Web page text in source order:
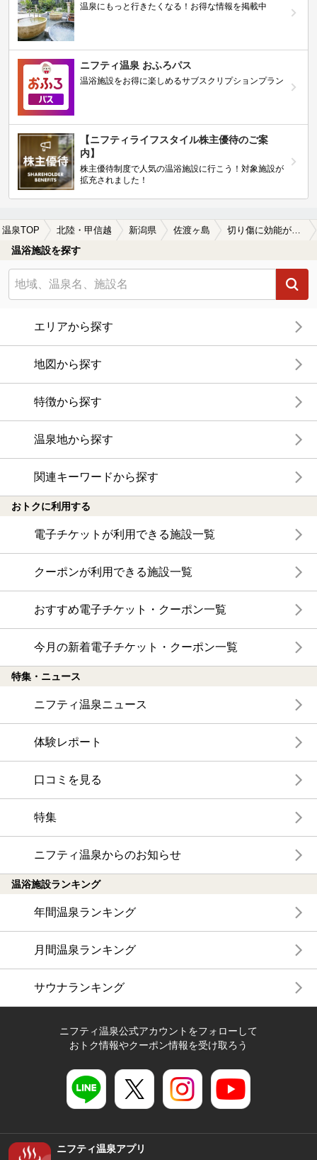
温泉にもっと行きたくなる！お得な情報を掲載中
ニフティ温泉 おふろパス
温浴施設をお得に楽しめるサブスクリプションプラン
【ニフティライフスタイル株主優待のご案
内】
株主優待制度で人気の温浴施設に行こう！対象施設が
拡充されました！
温泉TOP 北陸・甲信越 新潟県 佐渡ヶ島 切り傷に効能がある佐渡ヶ島の温泉、日帰り温泉、スーパー銭湯おすすめ
温浴施設を探す
エリアから探す
地図から探す
特徴から探す
温泉地から探す
関連キーワードから探す
おトクに利用する
電子チケットが利用できる施設一覧
クーポンが利用できる施設一覧
おすすめ電子チケット・クーポン一覧
今月の新着電子チケット・クーポン一覧
特集・ニュース
ニフティ温泉ニュース
体験レポート
口コミを見る
特集
ニフティ温泉からのお知らせ
温浴施設ランキング
年間温泉ランキング
月間温泉ランキング
サウナランキング
ニフティ温泉公式アカウントをフォローして
おトク情報やクーポン情報を受け取ろう
ニフティ温泉アプリ